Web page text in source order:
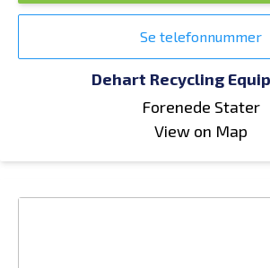
Se telefonnummer
Dehart Recycling
Forenede Stater
View on Map